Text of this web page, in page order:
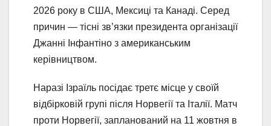
2026 року в США, Мексиці та Канаді. Серед
причин — тісні зв’язки президента організації
Джанні Інфантіно з американським
керівництвом.
Наразі Ізраїль посідає третє місце у своїй
відбірковій групі після Норвегії та Італії. Матч
проти Норвегії, запланований на 11 жовтня в